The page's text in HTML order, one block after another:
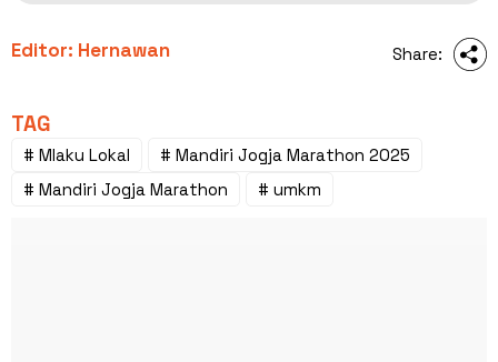
Editor: Hernawan Share:
TAG
# Mlaku Lokal
# Mandiri Jogja Marathon 2025
# Mandiri Jogja Marathon
# umkm